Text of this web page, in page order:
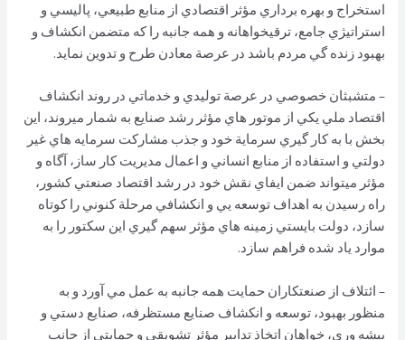
استخراج و بهره برداري مؤثر اقتصادي از منابع طبيعي، پاليسي و
استراتيژي جامع، ترقيخواهانه و همه جانبه را كه متضمن انكشاف و
بهبود زنده گي مردم باشد در عرصة معادن طرح و تدوين نمايد.
– متشبثان خصوصي در عرصة توليدي و خدماتي در روند انكشاف
اقتصاد ملي يكي از موتور هاي مؤثر رشد صنايع به شمار ميروند، اين
بخش با به كار گيري سرماية خود و جذب مشاركت سرمايه هاي غير
دولتي و استفاده از منابع انساني و اعمال مديريت كار ساز، آگاه و
مؤثر ميتواند ضمن ايفاي نقش خود در رشد اقتصاد صنعتي كشور،
راه رسيدن به اهداف توسعه يي و انكشافي مرحلة كنوني را كوتاه
سازد، دولت بايستي زمينه هاي مؤثر سهم گيري اين سكتور را به
موارد ياد شده فراهم سازد.
– ائتلاف از صنعتكاران حمايت همه جانبه به عمل مي آورد و به
منظور بهبود، توسعه و انكشاف صنايع مستظرفه، صنايع دستي و
پيشه وري، خواهان اتخاذ تدابير مؤثر تشويقي و حمايتي از جانب